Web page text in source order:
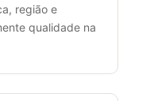
região e
qualidade na